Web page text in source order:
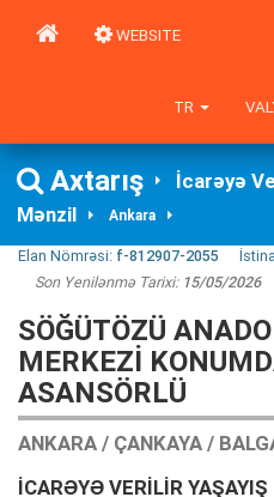
WEBSITE
TR
Axtarış
İcarəyə
Mənzil
Ankara
Elan Nömrəsi: f-812907-2055
Son Yenilənmə Tarixi: 15/05/2026
SÖĞÜTÖZÜ
MERKEZI
ASANSÖRLÜ
ANKARA / ÇANKAYA /
İCARƏYƏ VERILIR